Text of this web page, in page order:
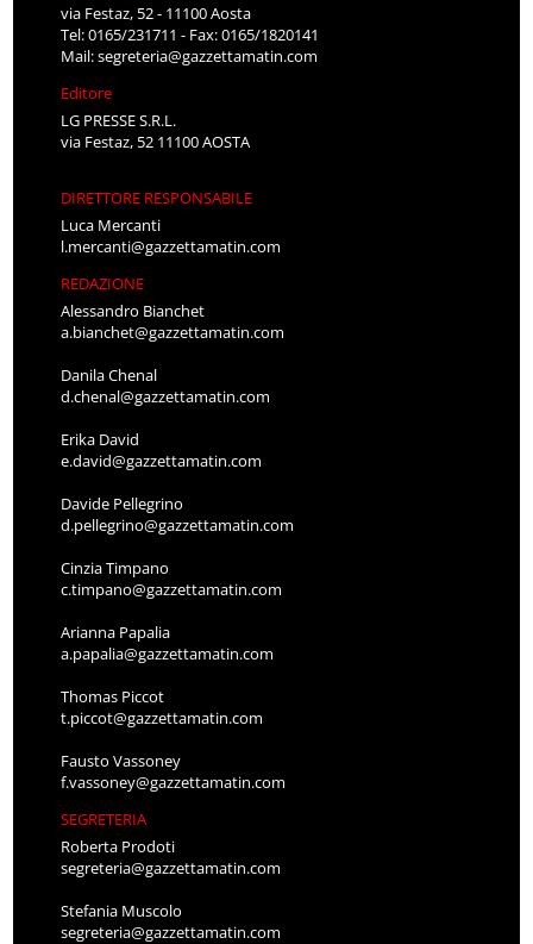
via Festaz, 52 - 11100 Aosta
Tel: 0165/231711 - Fax: 0165/1820141
Mail:segreteria@gazzettamatin.com
Editore
LG PRESSE S.R.L.
via Festaz, 52 11100 AOSTA
DIRETTORE RESPONSABILE
Luca Mercanti
l.mercanti@gazzettamatin.com
REDAZIONE
Alessandro Bianchet
a.bianchet@gazzettamatin.com
Danila Chenal
d.chenal@gazzettamatin.com
Erika David
e.david@gazzettamatin.com
Davide Pellegrino
d.pellegrino@gazzettamatin.com
Cinzia Timpano
c.timpano@gazzettamatin.com
Arianna Papalia
a.papalia@gazzettamatin.com
Thomas Piccot
t.piccot@gazzettamatin.com
Fausto Vassoney
f.vassoney@gazzettamatin.com
SEGRETERIA
Roberta Prodoti
segreteria@gazzettamatin.com
Stefania Muscolo
segreteria@gazzettamatin.com